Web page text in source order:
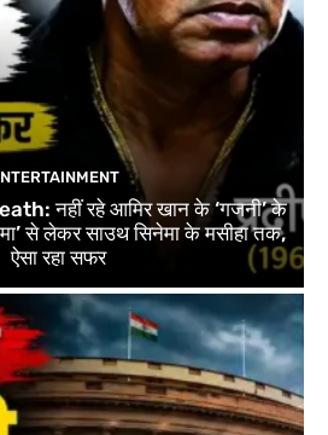
नहीं रहे आमिर खान के ‘गजनी’ के
से लेकर साउथ सिनेमा के मसीहा तक,
ऐसा रहा सफर